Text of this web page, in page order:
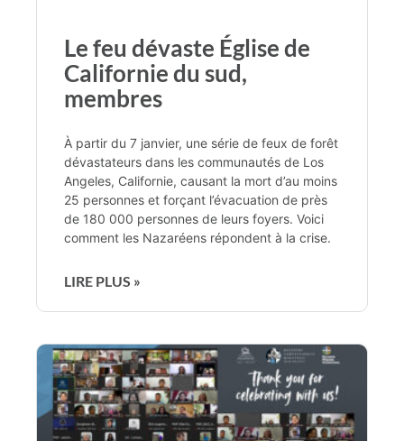
Le feu dévaste Église de
Californie du sud,
membres
À partir du 7 janvier, une série de feux de forêt
dévastateurs dans les communautés de Los
Angeles, Californie, causant la mort d’au moins
25 personnes et forçant l’évacuation de près
de 180 000 personnes de leurs foyers. Voici
comment les Nazaréens répondent à la crise.
LIRE PLUS »